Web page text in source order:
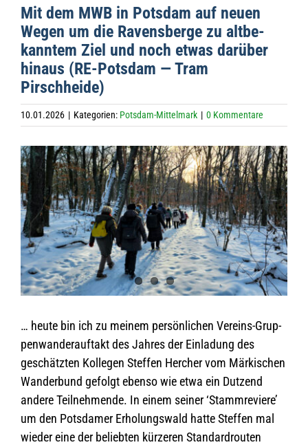
Mit dem MWB in Pots­dam auf neuen
Wegen um die Ravens­berge zu alt­be­
kann­tem Ziel und noch etwas dar­über
hin­aus (RE-Pots­dam — Tram
Pirschheide)
10.01.2026 | Kategorien: Potsdam-Mittelmark | 0 Kommentare
Zeige
grösseres
Bild
… heute bin ich zu mei­nem per­sön­li­chen Ver­eins-Grup­
pen­wan­der­auf­takt des Jah­res der Ein­la­dung des
geschätz­ten Kol­le­gen Stef­fen Her­cher vom Mär­ki­schen
Wan­der­bund gefolgt ebenso wie etwa ein Dut­zend
andere Teil­neh­mende. In einem sei­ner ‘Stamm­re­viere’
um den Pots­da­mer Erho­lungs­wald hatte Stef­fen mal
wie­der eine der belieb­ten kür­ze­ren Stan­dard­rou­ten